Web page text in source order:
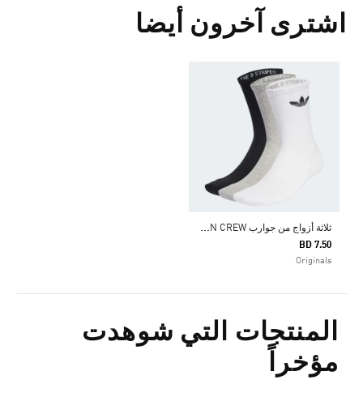
اشترى آخرون أيضا
ث
لاثة أزواج من جوارب TREFOIL CUSHION CREW
BD 7.50
Originals
المنتجات التي شوهدت
مؤخراً